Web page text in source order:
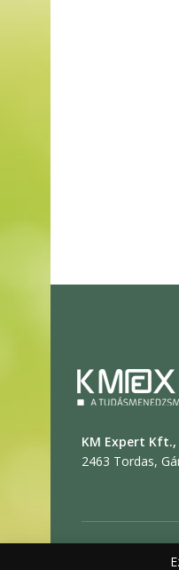
KM Expert Kft.,
2463 Tordas,
© 2019 KM